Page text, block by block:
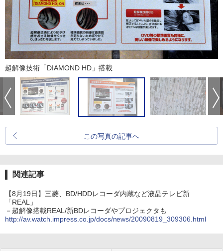
超解像技術「DIAMOND HD」搭載
この写真の記事へ
関連記事
【8月19日】三菱、BD/HDDレコーダ内蔵など液晶テレビ新
「REAL」
－超解像搭載REAL/新BDレコーダやプロジェクタも
http://av.watch.impress.co.jp/docs/news/20090819_309306.html